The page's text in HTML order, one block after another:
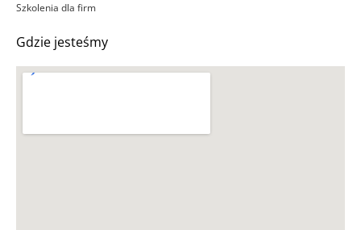
Szkolenia dla firm
Gdzie jesteśmy